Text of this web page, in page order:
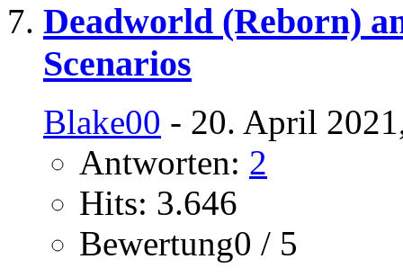
Deadworld (Reborn)
Scenarios
Blake00 - 20. April
Antworten: 2
Hits: 3.646
Bewertung0 / 5